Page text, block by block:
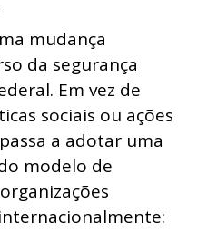
mudança
da segurança
Em vez de
sociais ou ações
a adotar uma
modelo de